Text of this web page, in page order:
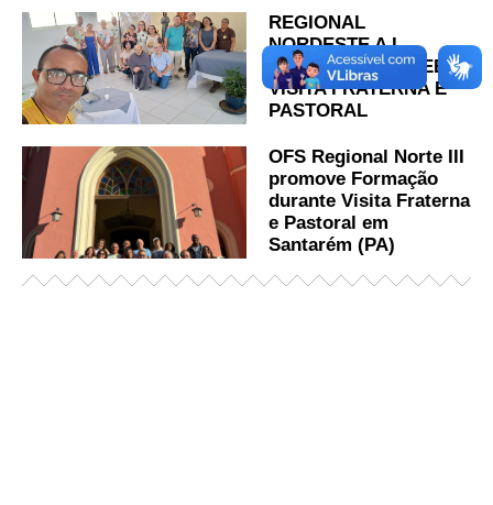
REGIONAL
NORDESTE A I –
MARANHÃO RECEBE
VISITA FRATERNA E
PASTORAL
OFS Regional Norte III
promove Formação
durante Visita Fraterna
e Pastoral em
Santarém (PA)